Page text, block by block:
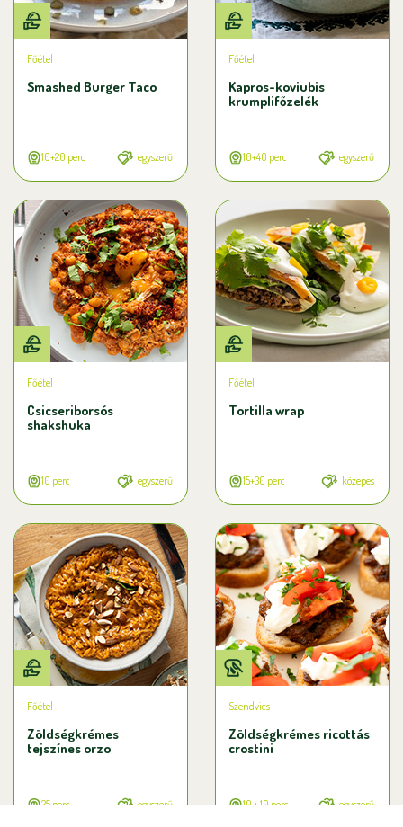
Főétel
Smashed Burger Taco
10+20 perc egyszerű
Főétel
Kapros-koviubis
krumplifőzelék
10+40 perc egyszerű
Főétel
Csicseriborsós
shakshuka
10 perc egyszerű
Főétel
Tortilla wrap
15+30 perc közepes
Főétel
Zöldségkrémes
tejszínes orzo
25 perc egyszerű
Szendvics
Zöldségkrémes ricottás
crostini
10 + 10 perc egyszerű